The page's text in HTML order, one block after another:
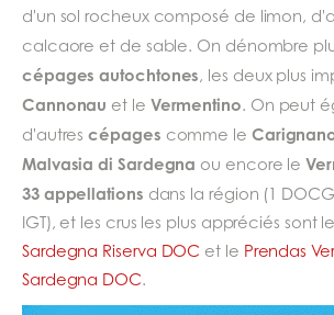
d'un sol rocheux composé de limon,
calcaore et de sable. On dénombre
cépages autochtones, les deux plus
Cannonau et le Vermentino. On peut
d'autrescépages comme le
Malvasia di Sardegna ou encore le
33 appellations dans la région (1
IGT), et les crus les plus appréciés sont
Sardegna Riserva DOC et le Prendas
Sardegna DOC.